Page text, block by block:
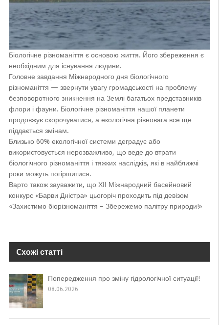
Біологічне різноманіття є основою життя. Його збереження є
необхідним для існування людини.
Головне завдання Міжнародного дня біологічного
різноманіття — звернути увагу громадськості на проблему
безповоротного зникнення на Землі багатьох представників
флори і фауни. Біологічне різноманіття нашої планети
продовжує скорочуватися, а екологічна рівновага все ще
піддається змінам.
Близько 60% екологічної системи деградує або
використовується нерозважливо, що веде до втрати
біологічного різноманіття і тяжких наслідків, які в найближчі
роки можуть погіршитися.
Варто також зауважити, що ХІІ Міжнародний басейновий
конкурс «Барви Дністра» цьогоріч проходить під девізом
«Захистимо біорізноманіття – Збережемо палітру природи!»
Cхожі статті
Попередження про зміну гідрологічної ситуації!
08.06.2026